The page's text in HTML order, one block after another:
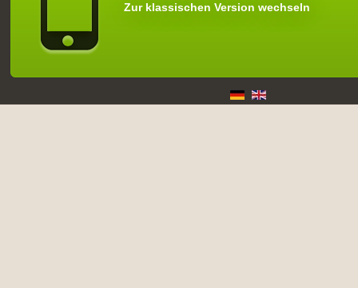
Zur klassischen Version wechseln